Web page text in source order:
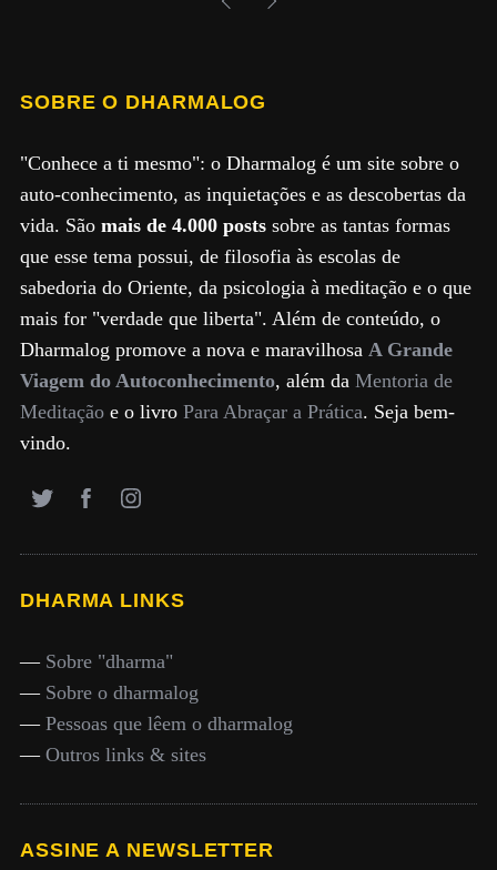
SOBRE O DHARMALOG
"Conhece a ti mesmo": o Dharmalog é um site sobre o
auto-conhecimento, as inquietações e as descobertas da
vida. São mais de 4.000 postssobre as tantas formas
que esse tema possui, de filosofia às escolas de
sabedoria do Oriente, da psicologia à meditação e o que
mais for "verdade que liberta". Além de conteúdo, o
Dharmalog promove a nova e maravilhosa A Grande
Viagem do Autoconhecimento, além da Mentoria de
Meditaçãoe o livro Para Abraçar a Prática. Seja bem-
vindo.
DHARMA LINKS
— Sobre "dharma"
— Sobre o dharmalog
— Pessoas que lêem o dharmalog
— Outros links & sites
ASSINE A NEWSLETTER